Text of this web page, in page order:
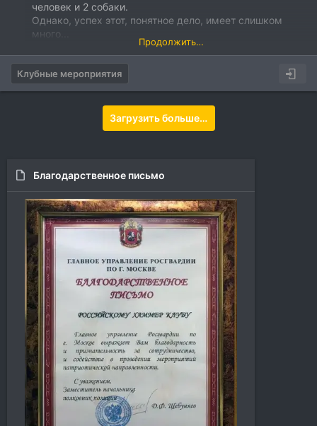
человек и 2 собаки.
Однако, успех этот, понятное дело, имеет слишком
много...
Продолжить…
Клубные мероприятия
Загрузить больше…
Благодарственное письмо